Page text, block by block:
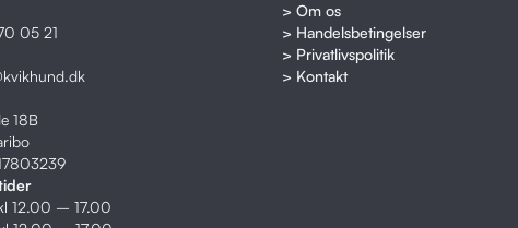
05 21
18B
12.00 – 17.00
> Om os
> Handelsbetingelser
> Privatlivspolitik
> Kontakt